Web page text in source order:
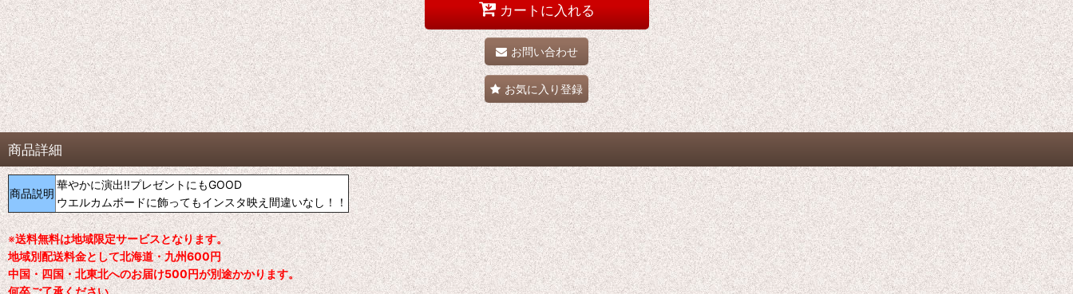
カートに入れる
お問い合わせ
お気に入り登録
商品詳細
商品説明
華やかに演出!!プレゼントにもGOOD
ウエルカムボードに飾ってもインスタ映え間違いなし！！
※送料無料は地域限定サービスとなります。
地域別配送料金として北海道・九州600円
中国・四国・北東北へのお届け500円が別途かかります。
何卒ご了承ください